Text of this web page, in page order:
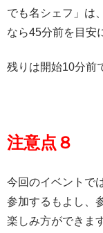
でも名シェフ」は
なら45分前を目安
残りは開始10分前
注意点８
今回のイベントで
参加するもよし、
楽しみ方ができま